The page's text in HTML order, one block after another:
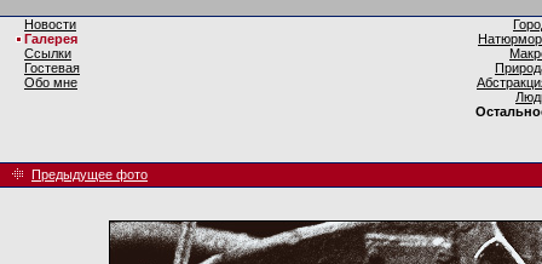
Новости
Галерея
Ссылки
Гостевая
Обо мне
Предыдущее фото